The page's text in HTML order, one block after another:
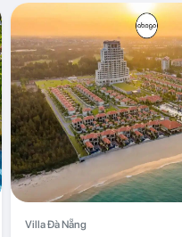
Villa Đà Nẵng